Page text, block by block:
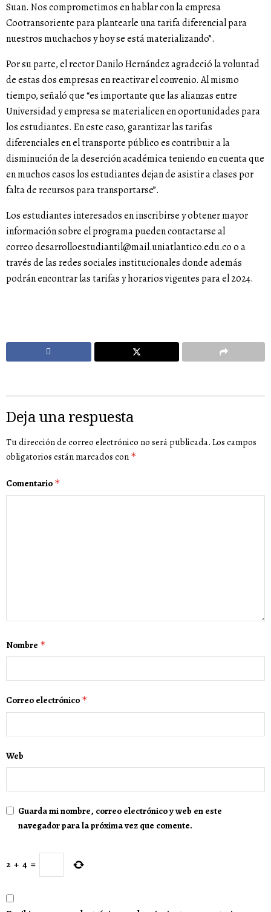
Suan. Nos comprometimos en hablar con la empresa
Cootransoriente para plantearle una tarifa diferencial para
nuestros muchachos y hoy se está materializando”.
Por su parte, el rector Danilo Hernández agradeció la voluntad
de estas dos empresas en reactivar el convenio. Al mismo
tiempo, señaló que “es importante que las alianzas entre
Universidad y empresa se materialicen en oportunidades para
los estudiantes. En este caso, garantizar las tarifas
diferenciales en el transporte público es contribuir a la
disminución de la deserción académica teniendo en cuenta que
en muchos casos los estudiantes dejan de asistir a clases por
falta de recursos para transportarse”.
Los estudiantes interesados en inscribirse y obtener mayor
información sobre el programa pueden contactarse al
correodesarrolloestudiantil@mail.uniatlantico.edu.coo a
través de las redes sociales institucionales donde además
podrán encontrar las tarifas y horarios vigentes para el 2024.
Deja una respuesta
Tu dirección de correo electrónico no será publicada. Los campos
obligatorios están marcados con *
Comentario *
Nombre *
Correo electrónico *
Web
Guarda mi nombre, correo electrónico y web en este
navegador para la próxima vez que comente.
2 + 4 =